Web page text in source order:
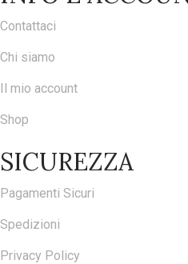
Contattaci
Chi siamo
Il mio account
Shop
SICUREZZA
Pagamenti Sicuri
Spedizioni
Privacy Policy